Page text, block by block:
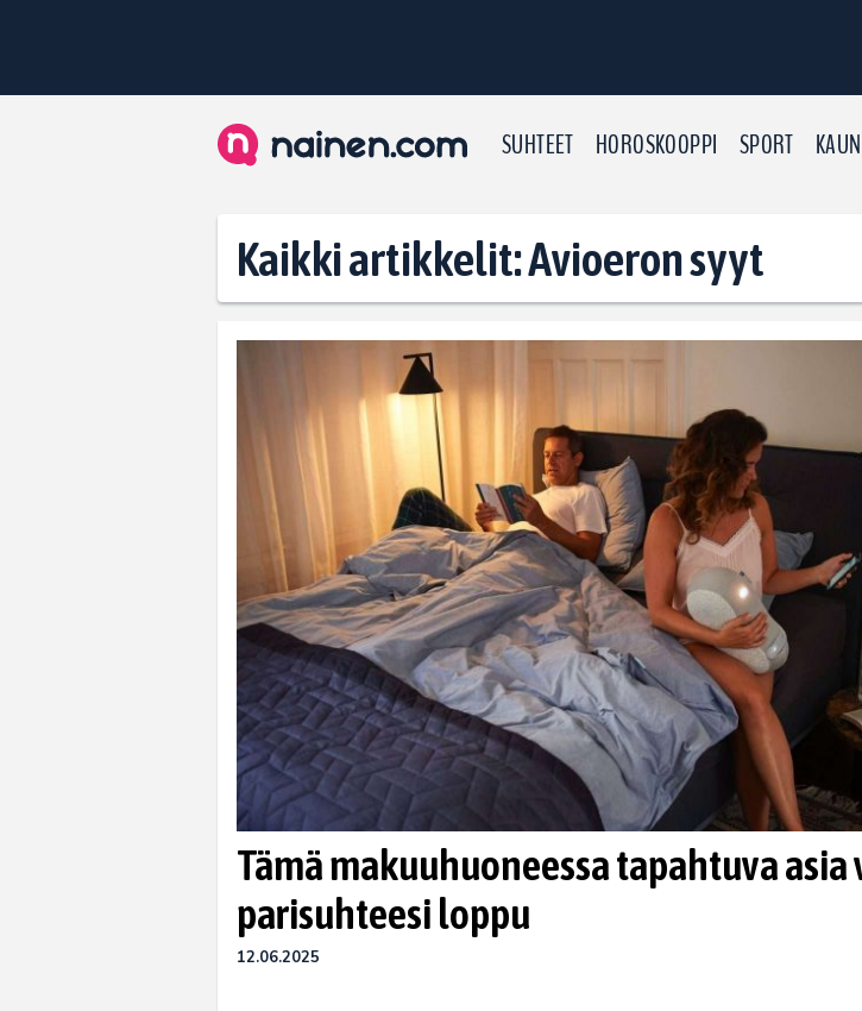
SUHTEET HOROSKOOPPI SPORT
Kaikki artikkelit: Avioeron syyt
Tämä makuuhuoneessa tapahtuva
parisuhteesi loppu
12.06.2025